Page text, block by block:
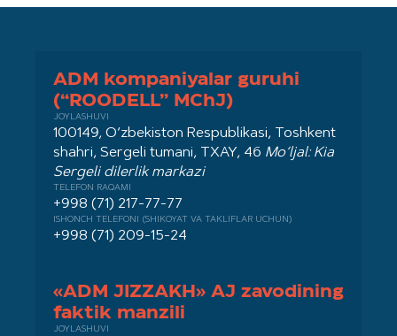
ADM kompaniyalar guruhi
(“ROODELL” MChJ)
JOYLASHUVI
100149, O‘zbekiston Respublikasi, Toshkent
shahri, Sergeli tumani, TXAY, 46 Mo‘ljal: Kia
Sergeli dilerlik markazi
TELEFON RAQAMI
+998 (71) 217-77-77
ISHONCH TELEFONI (SHIKOYAT VA TAKLIFLAR UCHUN)
+998 (71) 209-15-24
«ADM JIZZAKH» AJ zavodining
faktik manzili
JOYLASHUVI